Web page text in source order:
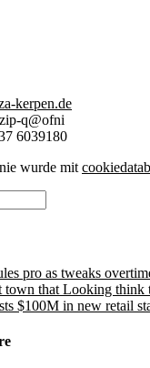
kerpen.de
q@ofni
6039180
wurde mit
pro as tweaks
town that Looking think
$100M in new retail